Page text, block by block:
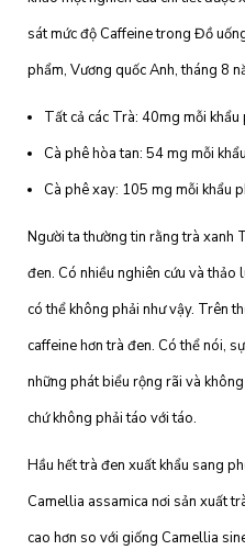
sát mức độ Caffeine trong Đồ
phẩm, Vương quốc Anh, tháng 8
Tất cả các Trà: 40mg mỗi khẩu
Cà phê hòa tan: 54 mg mỗi
Cà phê xay: 105 mg mỗi khẩu
Người ta thường tin rằng trà xanh
đen. Có nhiều nghiên cứu và thảo
có thể không phải như vậy. Trên
caffeine hơn trà đen. Có thể nói,
những phát biểu rộng rãi và
chứ không phải táo với táo.
Hầu hết trà đen xuất khẩu sang
Camellia assamica nơi sản xuất
cao hơn so với giống Camellia